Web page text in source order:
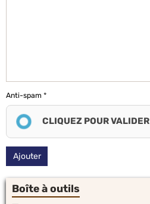
Anti-spam
CLIQUEZ POUR VALIDER
Ajouter
Boîte à outils